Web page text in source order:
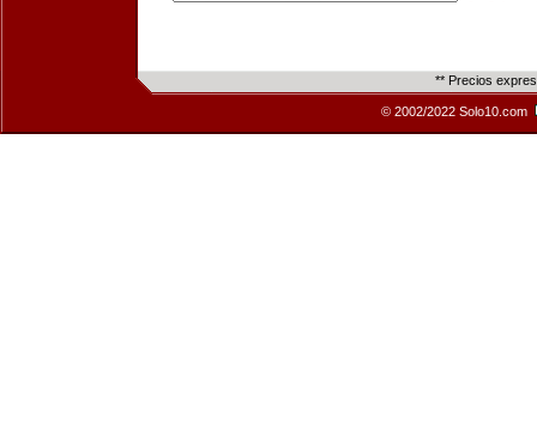
** Precios
© 2002/2022 Solo10.com